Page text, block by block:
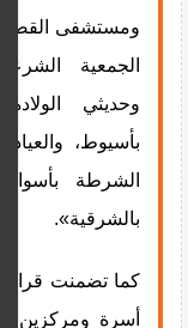
ومستشفى
الجمعية
وحديثي
بأسيوط،
الشرطة
بالشرقية».
كما تضمنت
أسرة ومركزين